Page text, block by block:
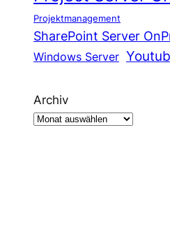
Projektmanagement
SharePoint Server
Windows Server
Archiv